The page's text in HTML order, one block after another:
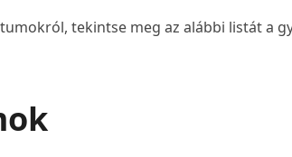
tekintse meg az alábbi listát a